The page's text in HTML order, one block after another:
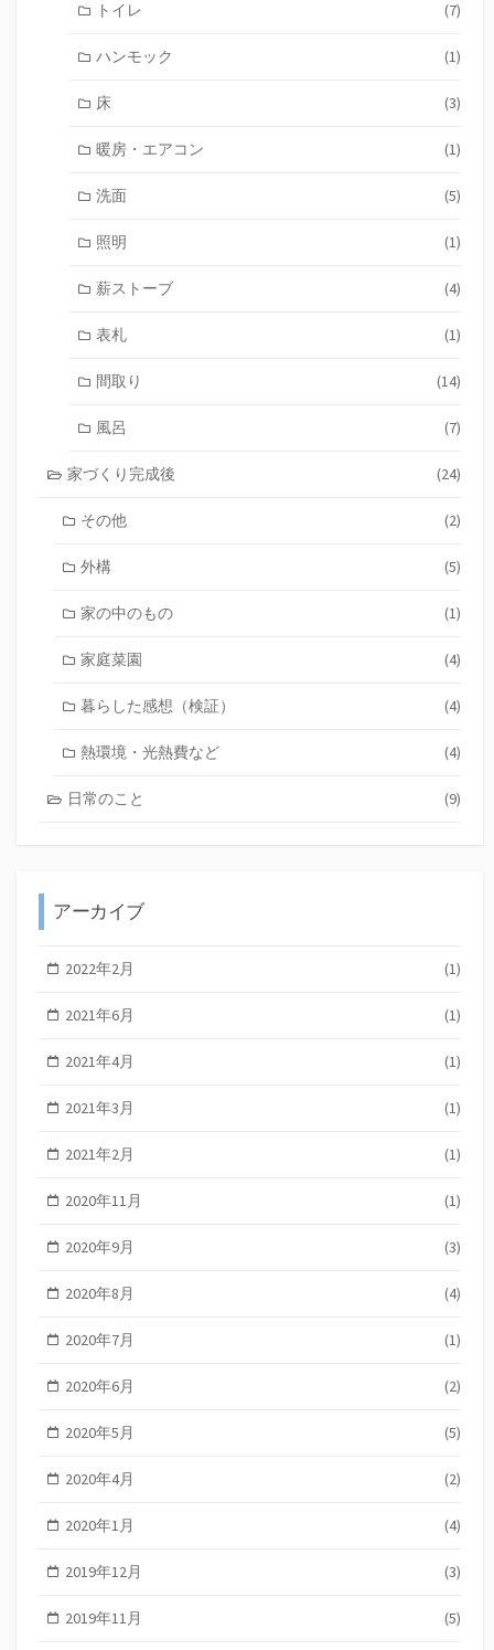
トイレ (7)
ハンモック (1)
床 (3)
暖房・エアコン (1)
洗面 (5)
照明 (1)
薪ストーブ (4)
表札 (1)
間取り (14)
風呂 (7)
家づくり完成後 (24)
その他 (2)
外構 (5)
家の中のもの (1)
家庭菜園 (4)
暮らした感想（検証） (4)
熱環境・光熱費など (4)
日常のこと (9)
アーカイブ
2022年2月 (1)
2021年6月 (1)
2021年4月 (1)
2021年3月 (1)
2021年2月 (1)
2020年11月 (1)
2020年9月 (3)
2020年8月 (4)
2020年7月 (1)
2020年6月 (2)
2020年5月 (5)
2020年4月 (2)
2020年1月 (4)
2019年12月 (3)
2019年11月 (5)